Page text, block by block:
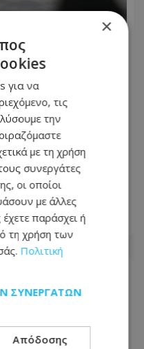
στον
×
για να
τις
την
με τη χρήση
συνεργάτες
οι οποίοι
με άλλες
παράσχει ή
τη χρήση των
Πολιτική
ΣΥΝΕΡΓΑΤΏΝ
Απόδοσης